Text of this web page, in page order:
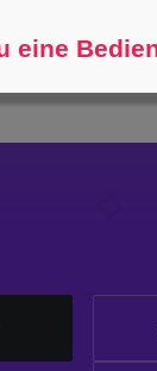
eine